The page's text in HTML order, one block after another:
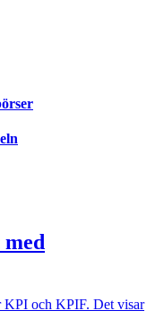
KPI och KPIF. Det visar